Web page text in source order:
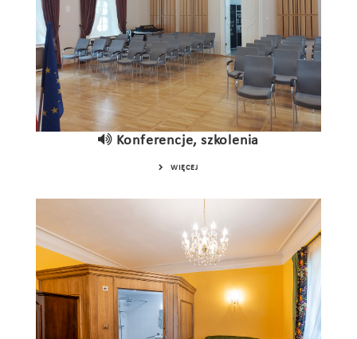
Konferencje, szkolenia
WIĘCEJ